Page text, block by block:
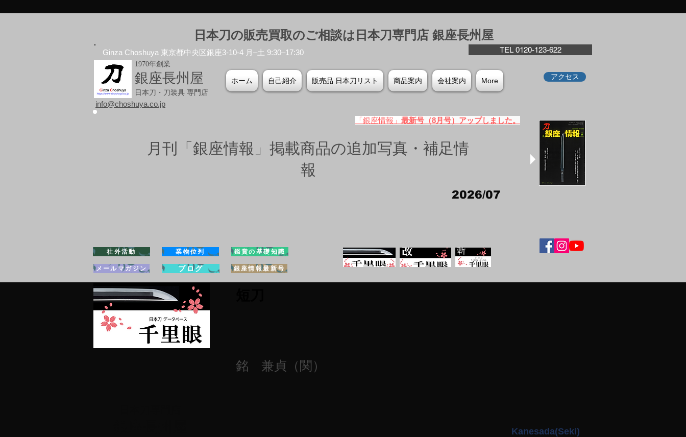
日本刀の販売買取のご相談は日本刀専門店 銀座⻑州屋
TEL 0120-123-622
Ginza Choshuya 東京都中央区銀座3-10-4 月–土 9:30–17:30
1970年創業
銀座長州屋
日本刀・刀装具 専門店
ホーム 自己紹介 販売品 日本刀リスト 商品案内 会社案内 More アクセス
info@choshuya.co.jp
「銀座情報」 最新号（8月号）アップしました。
月刊「銀座情報」掲載商品の追加写真・補足情
報
2026/07
社外活動 業物位列 鑑賞の基礎知識
メールマガジン ブログ 銀座情報最新号
銘 兼貞（関）
Kanesada(Seki)